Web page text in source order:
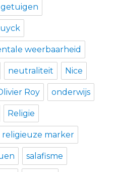
getuigen
weerbaarheid
neutraliteit Nice
Roy onderwijs
Religie
religieuze marker
salafisme